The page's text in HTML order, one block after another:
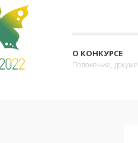
О КОНКУРСЕ
Положение,